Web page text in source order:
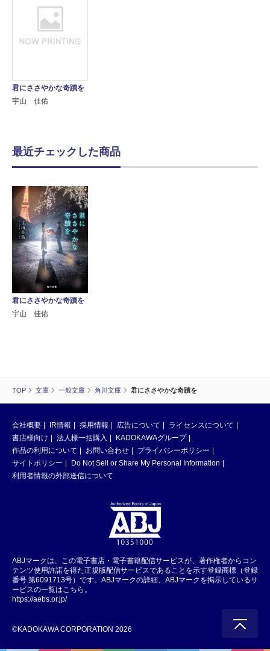
TOP 文庫 一般文庫 角川文庫 君にささやかな奇蹟を
君にささやかな奇蹟を
宇山 佳佑
最近チェックした商品
君にささやかな奇蹟を
宇山 佳佑
会社概要 IR情報 採用情報 広告について
ライセンスについて
書店様向け
法人様一括購入
KADOKAWAグループ
作品の利用について
お問い合わせ
プライバシーポリシー
サイトポリシー
Do Not Sell or Share My Personal Information
利用者情報の外部送信について
ABJマークは、この電子書店・電子書籍配信サービスが、著作権者からコン
テンツ使用許諾を得た正規版配信サービスであることを示す登録商標（登録
番号 第6091713号）です。ABJマークの詳細、ABJマークを掲示しているサ
ービスの一覧はこちら。
https://aebs.or.jp/
©KADOKAWA CORPORATION 2026